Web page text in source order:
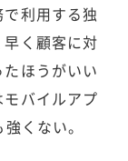
利用する独
く顧客に対
ほうがいい
バイルアプ
くない。